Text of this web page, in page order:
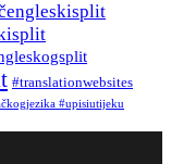
#translationwebsites
#upisiutijeku